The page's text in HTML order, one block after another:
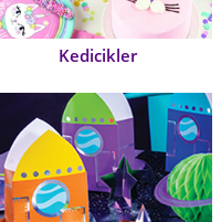
Kedicikler